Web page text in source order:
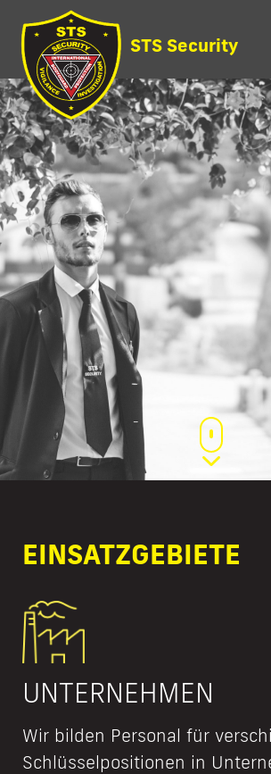
STS Security
EINSATZGEBIETE
UNTERNEHMEN
Wir bilden Personal für
Schlüsselpositionen in